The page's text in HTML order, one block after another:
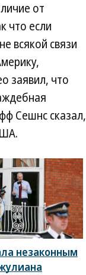
от
что если
всякой связи
заявил, что
Сешнс сказал,
незаконным